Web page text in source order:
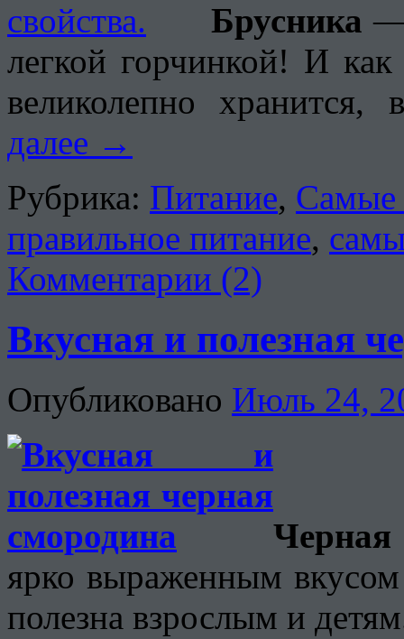
Брусника —
легкой горчинкой! И
великолепно
далее →
Рубрика: Питание, Самые
правильное питание,
Комментарии (2)
Вкусная и полезная
Опубликовано Июль 24,
Черная
ярко выраженным
полезна взрослым и